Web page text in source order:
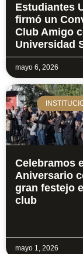
Estudiantes
firmó un
Club Amigo
Universidad
mayo 6, 2026
Celebramos
Aniversario
gran festejo
club
mayo 1, 2026